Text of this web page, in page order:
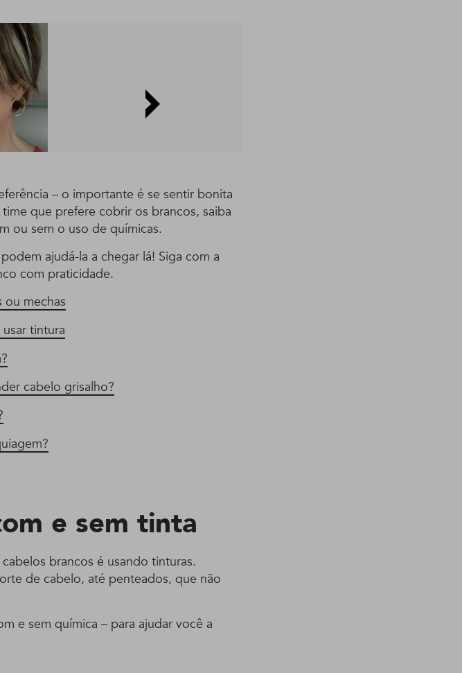
– o importante é se sentir bonita
que prefere cobrir os brancos, saiba
ou sem o uso de químicas.
ajudá-la a chegar lá! Siga com a
com praticidade.
mechas
tintura
cabelo grisalho?
e sem tinta
brancos é usando tinturas.
de cabelo, até penteados, que não
e sem química – para ajudar você a